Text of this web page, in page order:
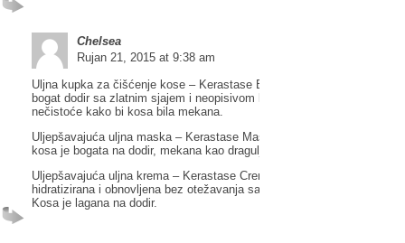
Chelsea
Rujan 21, 2015 at 9:38 am
Uljna kupka za čišćenje kose – Kerastase Bain Elixir Ultime – Kosa
bogat dodir sa zlatnim sjajem i neopisivom lakoćom. Otklanja i nježno
nečistoće kako bi kosa bila mekana.
Uljepšavajuća uljna maska – Kerastase Masque Elixir Ultime –
kosa je bogata na dodir, mekana kao dragulj, ispunjena sa zlatnim
Uljepšavajuća uljna krema – Kerastase Creme Fine Elixir Ultime –
hidratizirana i obnovljena bez otežavanja sa prirodnim sjajem i
Kosa je lagana na dodir.